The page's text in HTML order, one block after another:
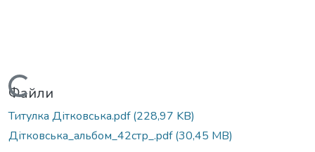
Вантажиться...
Файли
Титулка Дітковська.pdf(228,97 KB)
Дітковська_альбом_42стр_.pdf(30,45 MB)